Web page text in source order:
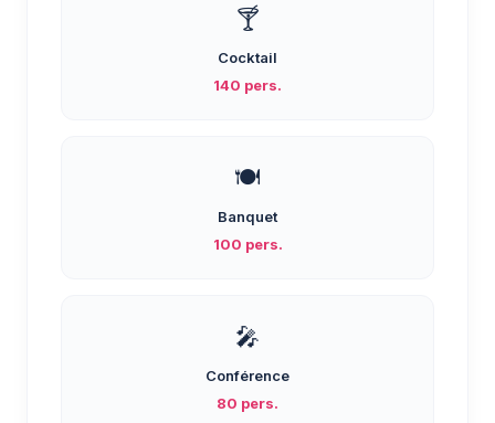
🍸
Cocktail
140 pers.
🍽️
Banquet
100 pers.
🎤
Conférence
80 pers.